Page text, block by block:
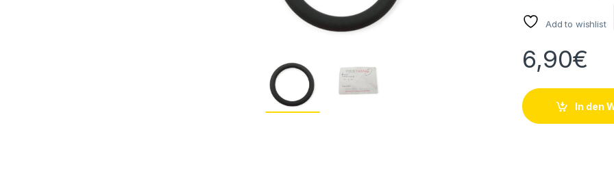
Add to wishlist
6,90€
In den